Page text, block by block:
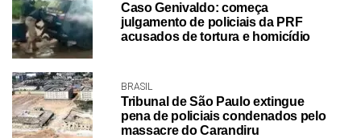
Caso Genivaldo: começa
julgamento de policiais da PRF
acusados de tortura e homicídio
BRASIL
Tribunal de São Paulo extingue
pena de policiais condenados pelo
massacre do Carandiru